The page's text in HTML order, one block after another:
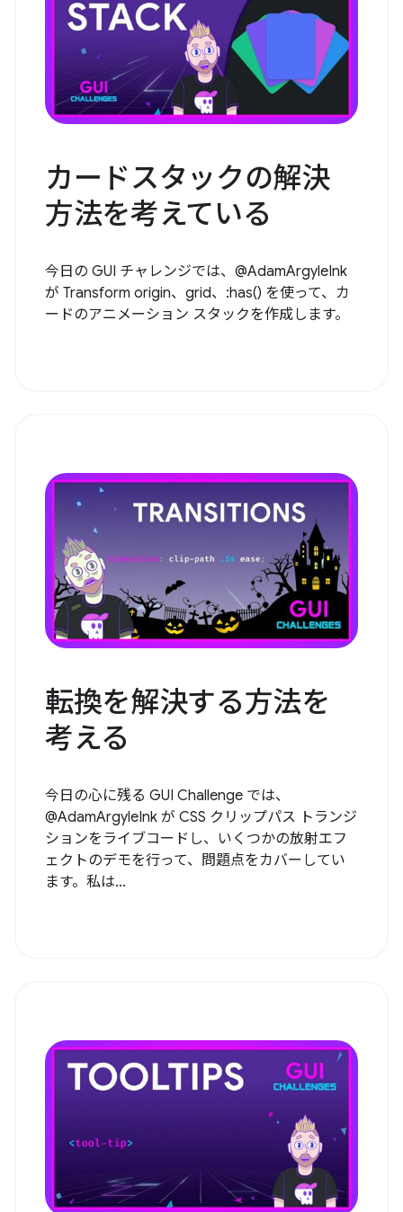
カードスタックの解決
方法を考えている
今日の GUI チャレンジでは、@AdamArgyleInk
が Transform origin、grid、:has() を使って、カ
ードのアニメーション スタックを作成します。
転換を解決する方法を
考える
今日の心に残る GUI Challenge では、
@AdamArgyleInk が CSS クリップパス トランジ
ションをライブコードし、いくつかの放射エフ
ェクトのデモを行って、問題点をカバーしてい
ます。私は...